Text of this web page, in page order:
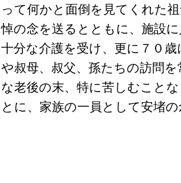
って何かと面倒を見てくれた
悼の念を送るとともに、施設
十分な介護を受け、更に７０
や叔母、叔父、孫たちの訪問
な老後の末、特に苦しむこと
とに、家族の一員として安堵